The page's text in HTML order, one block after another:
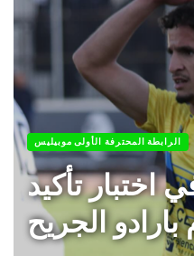
الرابطة المحترفة الأولى موبيليس
اختبار تأكيد
بارادو الجريح